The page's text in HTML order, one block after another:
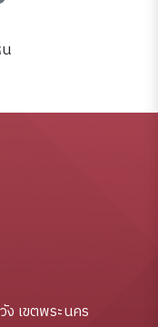
เขตพระนคร